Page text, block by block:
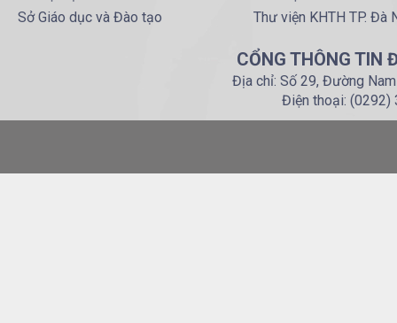
Sở Giáo dục và Đào tạo
Thư viện KHTH TP. Đà
CỔNG THÔNG TIN
Địa chỉ: Số 29, Đường
Điện thoại: (0292)